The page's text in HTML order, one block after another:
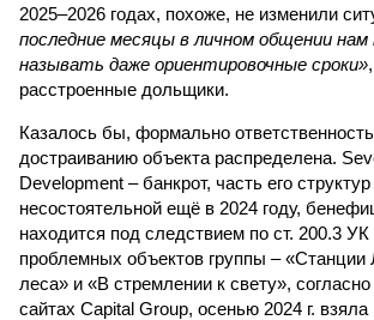
2025–2026 годах, похоже, не изменили
последние месяцы в личном общении
называть даже ориентировочные сроки»
расстроенные дольщики.
Казалось бы, формально
достраиванию объекта распределена.
Development – банкрот, часть его
несостоятельной ещё в 2024 году,
находится под следствием по ст. 200.3
проблемных объектов группы – «Станции
леса» и «В стремлении к свету»,
сайтах Capital Group, осенью 2024 г.